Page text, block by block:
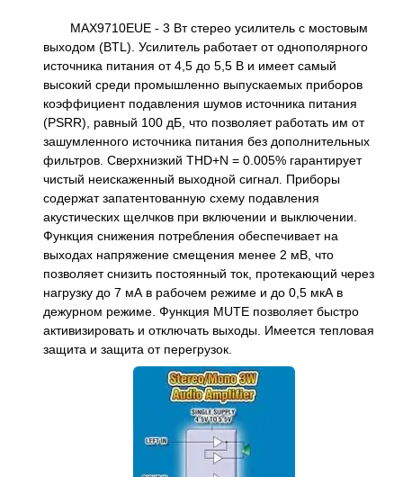
MAX9710EUE - 3 Вт стерео усилитель с мостовым
выходом (BTL). Усилитель работает от однополярного
источника питания от 4,5 до 5,5 В и имеет самый
высокий среди промышленно выпускаемых приборов
коэффициент подавления шумов источника питания
(PSRR), равный 100 дБ, что позволяет работать им от
зашумленного источника питания без дополнительных
фильтров. Сверхнизкий THD+N = 0.005% гарантирует
чистый неискаженный выходной сигнал. Приборы
содержат запатентованную схему подавления
акустических щелчков при включении и выключении.
Функция снижения потребления обеспечивает на
выходах напряжение смещения менее 2 мВ, что
позволяет снизить постоянный ток, протекающий через
нагрузку до 7 мА в рабочем режиме и до 0,5 мкА в
дежурном режиме. Функция MUTE позволяет быстро
активизировать и отключать выходы. Имеется тепловая
защита и защита от перегрузок.